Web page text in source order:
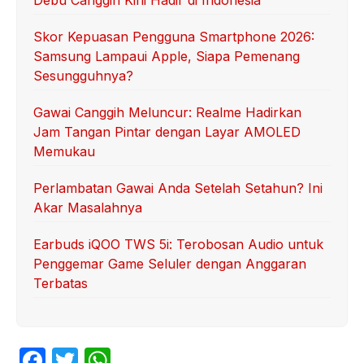
Skor Kepuasan Pengguna Smartphone 2026:
Samsung Lampaui Apple, Siapa Pemenang
Sesungguhnya?
Gawai Canggih Meluncur: Realme Hadirkan
Jam Tangan Pintar dengan Layar AMOLED
Memukau
Perlambatan Gawai Anda Setelah Setahun? Ini
Akar Masalahnya
Earbuds iQOO TWS 5i: Terobosan Audio untuk
Penggemar Game Seluler dengan Anggaran
Terbatas